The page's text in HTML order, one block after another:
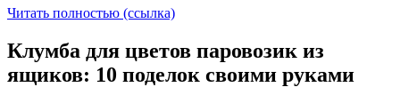
Читать полностью (ссылка)
Клумба для цветов паровозик из
ящиков: 10 поделок своими руками